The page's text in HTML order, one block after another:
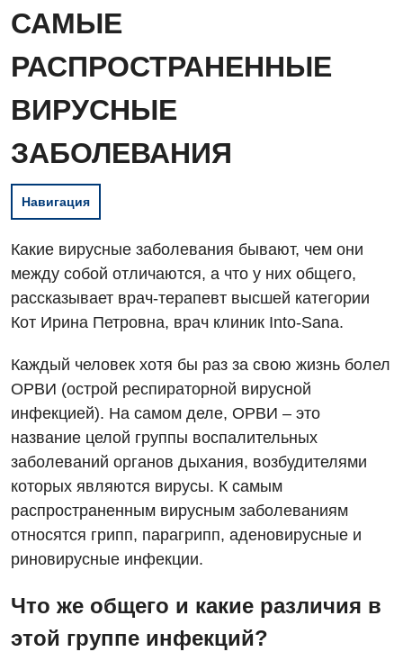
САМЫЕ
РАСПРОСТРАНЕННЫЕ
ВИРУСНЫЕ
ЗАБОЛЕВАНИЯ
Навигация
Какие вирусные заболевания бывают, чем они
между собой отличаются, а что у них общего,
рассказывает врач-терапевт высшей категории
Кот Ирина Петровна, врач клиник Into-Sana.
Каждый человек хотя бы раз за свою жизнь болел
ОРВИ (острой респираторной вирусной
инфекцией). На самом деле, ОРВИ – это
название целой группы воспалительных
заболеваний органов дыхания, возбудителями
которых являются вирусы. К самым
распространенным вирусным заболеваниям
относятся грипп, парагрипп, аденовирусные и
риновирусные инфекции.
Что же общего и какие различия в
этой группе инфекций?